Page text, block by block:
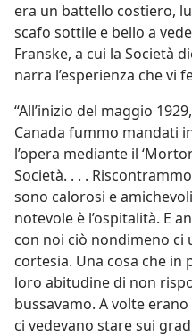
era un battello costiero,
scafo sottile e bello a
Franske, a cui la Società
narra l’esperienza che vi
“All’inizio del maggio
Canada fummo mandati
l’opera mediante il
Società. . . .
sono calorosi e
notevole è l’ospitalità. E
con noi ciò nondimeno ci
cortesia. Una cosa che in
loro abitudine di non
bussavamo. A volte
ci vedevano stare sui